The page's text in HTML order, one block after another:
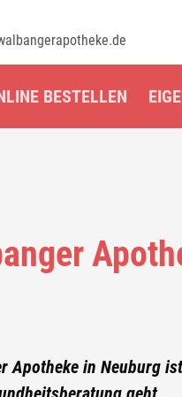
BESTELLEN
Apotheke in Neuburg